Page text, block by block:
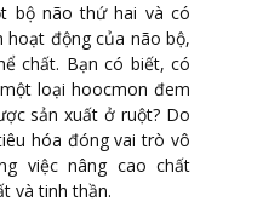
bộ não thứ hai và có
động của não bộ,
chất. Bạn có biết, có
loại hoocmon đem
sản xuất ở ruột? Do
hóa đóng vai trò vô
việc nâng cao chất
và tinh thần.